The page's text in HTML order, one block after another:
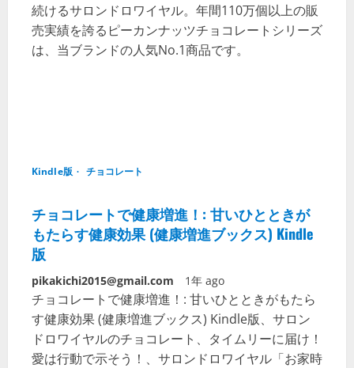
続けるサロンドロワイヤル。年間110万個以上の販
売実績を誇るピーカンナッツチョコレートシリーズ
は、当ブランドの人気No.1商品です。
Kindle版 チョコレート
チョコレートで健康増進！: 甘いひとときが
もたらす健康効果 (健康増進ブックス) Kindle
版
pikakichi2015@gmail.com 1年 ago
チョコレートで健康増進！: 甘いひとときがもたら
す健康効果 (健康増進ブックス) Kindle版、サロン
ドロワイヤルのチョコレート、タイムリーに届け！
愛は行動で示そう！、サロンドロワイヤル「お家時